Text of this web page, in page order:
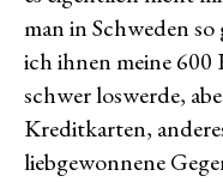
man in Schweden
ich ihnen meine
schwer loswerde,
Kreditkarten,
liebgewonnene